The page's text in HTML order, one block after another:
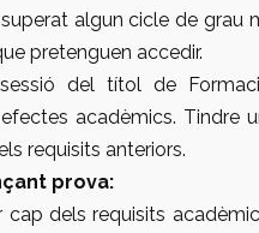
algun cicle de grau
pretenguen accedir.
del títol de
acadèmics. Tindre
requisits anteriors.
prova:
cap dels requisits